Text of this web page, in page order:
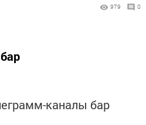
979 0
каналы бар